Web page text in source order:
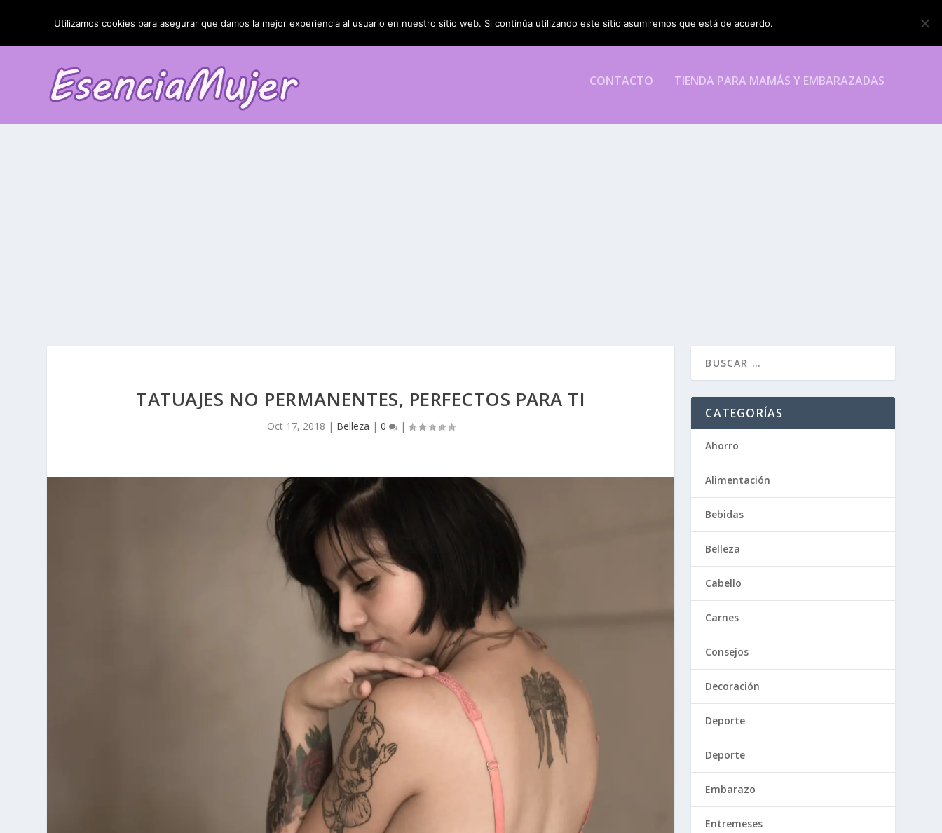
TENDENCIAS: La blefaroplastia y sus resultados
CONTACTO TIENDA PARA MAMÁS Y EMBARAZADAS
TATUAJES NO PERMANENTES, PERFECTOS PARA TI
Oct 17, 2018 | Belleza | 0 |
CATEGORÍAS
Ahorro
Alimentación
Bebidas
Belleza
Cabello
Carnes
Consejos
Decoración
Deporte
Deporte
Embarazo
Entremeses
Utilizamos cookies para asegurar que damos la mejor experiencia al usuario en nuestro sitio web. Si continúa utilizando este sitio asumiremos que está de acuerdo.